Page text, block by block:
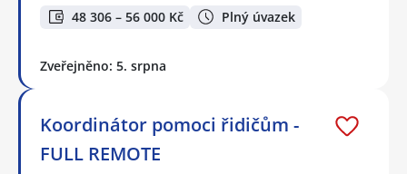
48 306 – 56 000 Kč Plný úvazek
Zveřejněno: 5. srpna
Koordinátor pomoci řidičům -
FULL REMOTE